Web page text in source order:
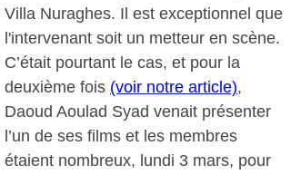
Villa Nuraghes. Il est exceptionnel que
l'intervenant soit un metteur en scène.
C’était pourtant le cas, et pour la
deuxième fois (voir notre article),
Daoud Aoulad Syad venait présenter
l’un de ses films et les membres
étaient nombreux, lundi 3 mars, pour